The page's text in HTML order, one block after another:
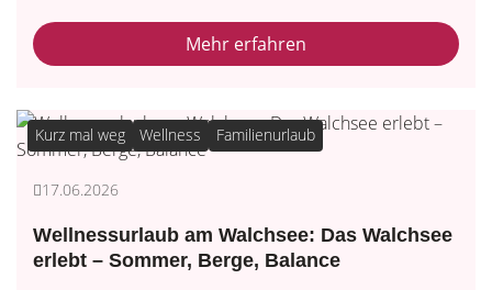
Mehr erfahren
Kurz mal weg Wellness Familienurlaub
17.06.2026
Wellnessurlaub am Walchsee: Das Walchsee
erlebt – Sommer, Berge, Balance